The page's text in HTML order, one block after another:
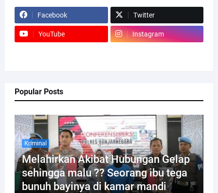
Facebook Twitter
YouTube Instagram
Popular Posts
Kriminal
Melahirkan Akibat Hubungan Gelap
sehingga malu ?? Seorang ibu tega
bunuh bayinya di kamar mandi